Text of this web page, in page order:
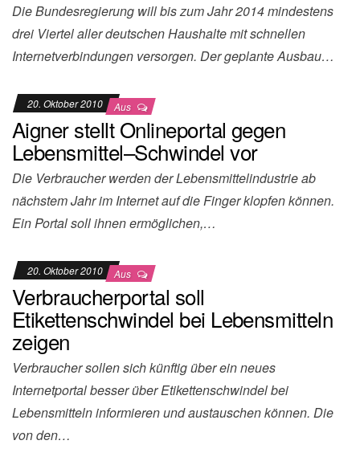
Die Bundesregierung will bis zum Jahr 2014 mindestens
drei Viertel aller deutschen Haushalte mit schnellen
Internetverbindungen versorgen. Der geplante Ausbau…
20. Oktober 2010 Aus
Aigner stellt Onlineportal gegen
Lebensmittel–Schwindel vor
Die Verbraucher werden der Lebensmittelindustrie ab
nächstem Jahr im Internet auf die Finger klopfen können.
Ein Portal soll ihnen ermöglichen,…
20. Oktober 2010 Aus
Verbraucherportal soll
Etikettenschwindel bei Lebensmitteln
zeigen
Verbraucher sollen sich künftig über ein neues
Internetportal besser über Etikettenschwindel bei
Lebensmitteln informieren und austauschen können. Die
von den…